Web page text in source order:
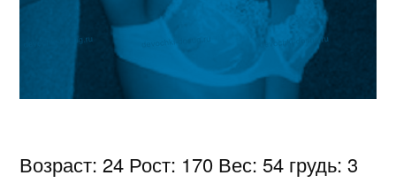
Возраст: 24 Рост: 170 Вес: 54 грудь: 3